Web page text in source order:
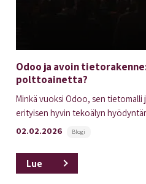
Odoo ja avoin
polttoainetta?
Minkä vuoksi Odoo, sen
erityisen hyvin tekoälyn
02.02.2026
Blogi
Lue